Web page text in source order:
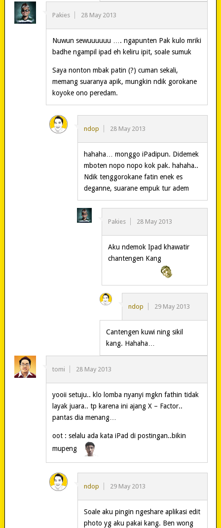
Pakies 28 May 2013
Nuwun sewuuuuuu …. ngapunten Pak kulo mriki
badhe ngampil ipad eh keliru ipit, soale sumuk
Saya nonton mbak patin (?) cuman sekali,
memang suaranya apik, mungkin ndik gorokane
koyoke ono peredam.
ndop 28 May 2013
hahaha… monggo iPadipun. Didemek
mboten nopo nopo kok pak. hahaha..
Ndik tenggorokane fatin enek es
deganne, suarane empuk tur adem
Pakies 28 May 2013
Aku ndemok Ipad khawatir
chantengen Kang
ndop 29 May 2013
Cantengen kuwi ning sikil
kang. Hahaha…
tomi 28 May 2013
yooii setuju.. klo lomba nyanyi mgkn fathin tidak
layak juara.. tp karena ini ajang X – Factor..
pantas dia menang…
oot : selalu ada kata iPad di postingan..bikin
mupeng
ndop 29 May 2013
Soale aku pingin ngeshare aplikasi edit
photo yg aku pakai kang. Ben wong